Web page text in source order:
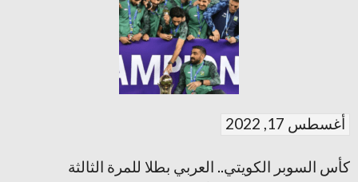
أغسطس 17, 2022
كأس السوبر الكويتي.. العربي بطلا للمرة الثالثة